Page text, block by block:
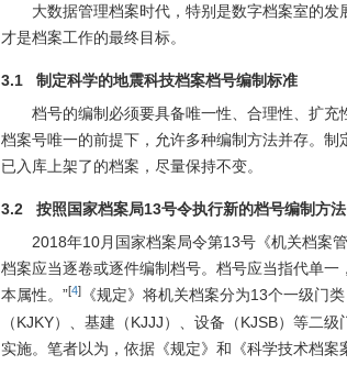
大数据管理档案时代，特别是数字档案室的
才是档案工作的最终目标。
3.1 制定科学的地震科技档案档号编制标准
档号的编制必须要具备唯一性、合理性、扩
档案号唯一的前提下，允许多种编制方法并存。
已入库上架了的档案，尽量保持不变。
3.2 按照国家档案局13号令执行新的档号编制方法
2018年10月国家档案局令第13号《机关档案
档案应当逐卷或逐件编制档号。档号应当指代单
本属性。”[4]
《规定》将机关档案分为13个一级门
（KJKY）、基建（KJJJ）、设备（KJSB）等二
实施。笔者以为，依据《规定》和《科学技术档